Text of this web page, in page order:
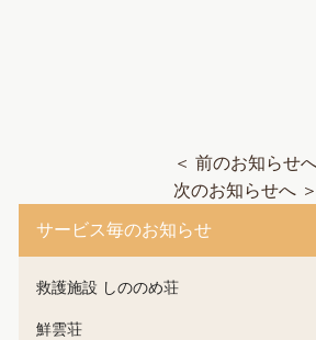
＜ 前のお知らせ
次のお知らせへ ＞
サービス毎のお知らせ
救護施設 しののめ荘
鮮雲荘